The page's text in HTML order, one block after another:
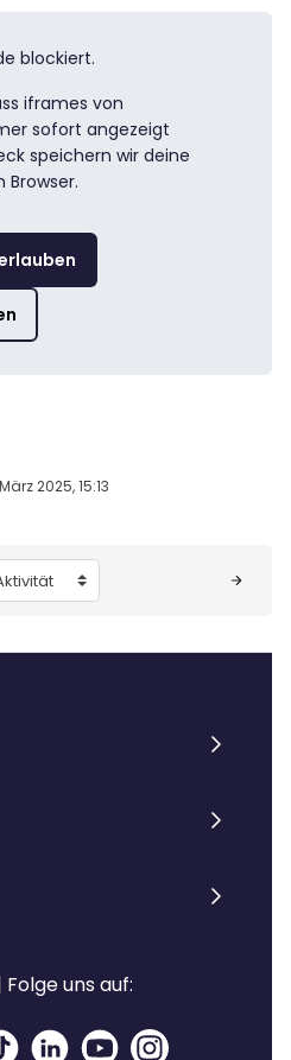
blockiert.
iframes von
sofort angezeigt
speichern wir deine
2025, 15:13
uns auf: